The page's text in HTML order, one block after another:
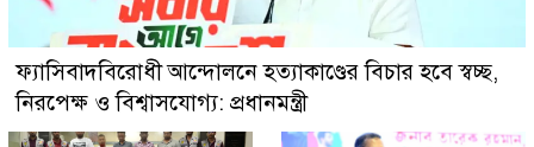
ফ্যাসিবাদবিরোধী আন্দোলনে হত্যাকাণ্ডের বিচার হবে স্বচ্ছ,
নিরপেক্ষ ও বিশ্বাসযোগ্য: প্রধানমন্ত্রী